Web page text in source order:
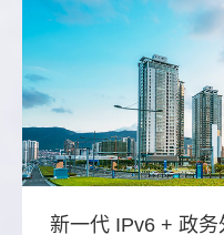
新一代 IPv6 + 政